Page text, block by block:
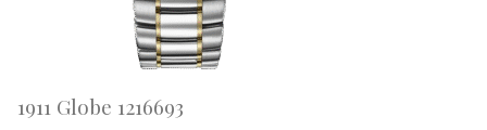
1911 Globe 1216693